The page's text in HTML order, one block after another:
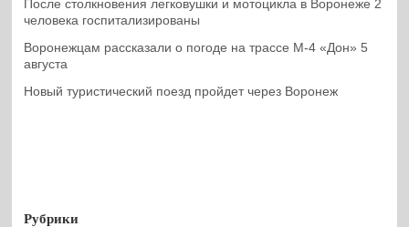
После столкновения легковушки и мотоцикла в Воронеже 2
человека госпитализированы
Воронежцам рассказали о погоде на трассе М-4 «Дон» 5
августа
Новый туристический поезд пройдет через Воронеж
Рубрики